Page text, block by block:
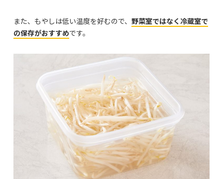
また、もやしは低い温度を好むので、 野菜室ではなく冷蔵室で
の保存がおすすめです。